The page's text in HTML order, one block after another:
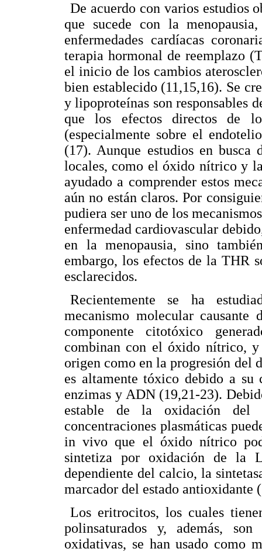
De acuerdo con varios estudios
que sucede con la
enfermedades cardíacas
terapia hormonal de reemplazo
el inicio de los cambios
bien establecido (11,15,16). Se
y lipoproteínas son responsables
que los efectos directos de
(especialmente sobre el
(17). Aunque estudios en
locales, como el óxido nítrico y
ayudado a comprender estos
aún no están claros. Por
pudiera ser uno de los
enfermedad cardiovascular
en la menopausia, sino
embargo, los efectos de la THR
esclarecidos.
Recientemente se ha
mecanismo molecular
componente citotóxico
combinan con el óxido nítrico,
origen como en la progresión
es altamente tóxico debido a su
enzimas y ADN (19,21-23).
estable de la oxidación del
concentraciones plasmáticas
in vivo que el óxido nítrico
sintetiza por oxidación de la
dependiente del calcio, la
marcador del estado antioxidante
Los eritrocitos, los cuales
polinsaturados y, además,
oxidativas, se han usado como